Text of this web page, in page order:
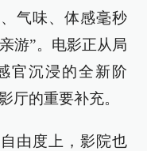
气味、体感毫秒
游”。电影正从局
官沉浸的全新阶
厅的重要补充。
由度上，影院也